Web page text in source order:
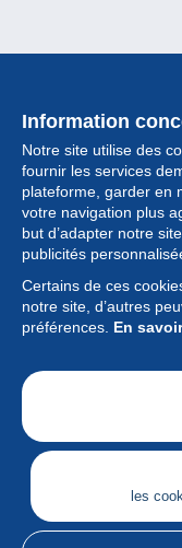
Information
Notre site utilise des
fournir les services
plateforme, garder en
votre navigation plus
but d’adapter notre
publicités
Certains de ces
notre site, d’autres
préférences. En
les
Collection
Actualités
Fonctionnalités
Société
Services
Articles